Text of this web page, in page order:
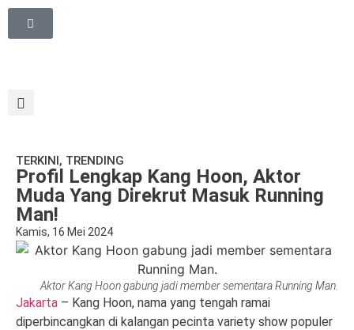
TERKINI, TRENDING
Profil Lengkap Kang Hoon, Aktor
Muda Yang Direkrut Masuk Running
Man!
Kamis, 16 Mei 2024
Aktor Kang Hoon gabung jadi member sementara Running Man.
Jakarta – Kang Hoon, nama yang tengah ramai
diperbincangkan di kalangan pecinta variety show populer